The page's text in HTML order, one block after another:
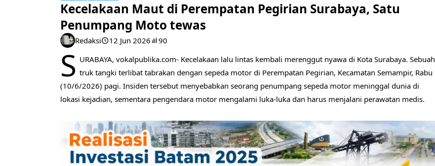
Kecelakaan Maut di Perempatan Pegirian Surabaya, Satu
Penumpang Moto tewas
Redaksi 12 Jun 2026 90
S URABAYA, vokalpublika.com- Kecelakaan lalu lintas kembali merenggut nyawa di Kota Surabaya. Sebuah
truk tangki terlibat tabrakan dengan sepeda motor di Perempatan Pegirian, Kecamatan Semampir, Rabu
(10/6/2026) pagi. Insiden tersebut menyebabkan seorang penumpang sepeda motor meninggal dunia di
lokasi kejadian, sementara pengendara motor mengalami luka-luka dan harus menjalani perawatan medis.